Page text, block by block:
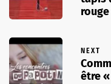
rouge
NEXT
être